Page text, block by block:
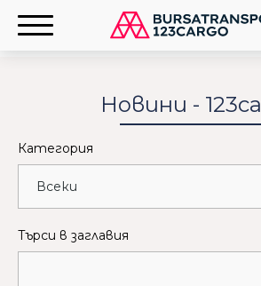
Новини -
Категория
Търси в заглавия